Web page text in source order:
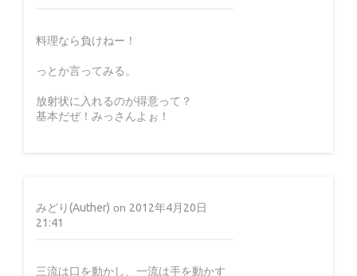
料理なら負けねー！
っとか言ってみる。
放射状に入れるのが得意って？
基本だぜ！みっさんよぉ！
みどり(Auther) on 2012年4月20日
21:41
三流は口を動かし、一流は手を動かす